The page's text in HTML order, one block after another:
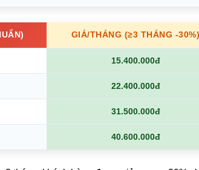
GIÁ/THÁNG (≥3 THÁNG -30%)
15.400.000đ
22.400.000đ
31.500.000đ
40.600.000đ